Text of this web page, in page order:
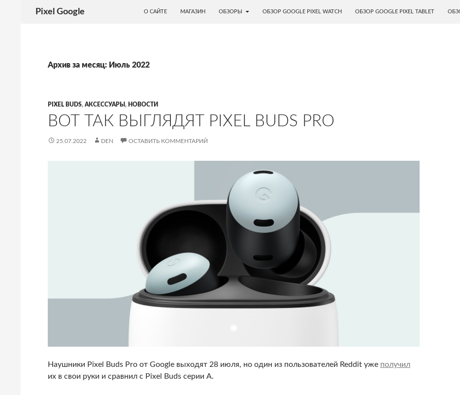
Pixel Google
О САЙТЕ
МАГАЗИН ОБЗОРЫ ОБЗОР GOOGLE PIXEL WATCH ОБЗОР GOOGLE PIXEL TABLET
Архив за месяц: Июль 2022
PIXEL BUDS, АКСЕССУАРЫ , НОВОСТИ
ВОТ ТАК ВЫГЛЯДЯТ PIXEL BUDS PRO
25.07.2022 DEN ОСТАВИТЬ КОММЕНТАРИЙ
Наушники Pixel Buds Pro от Google выходят 28 июля, но один из пользователей Reddit уже получил
их в свои руки и сравнил с Pixel Buds серии A.